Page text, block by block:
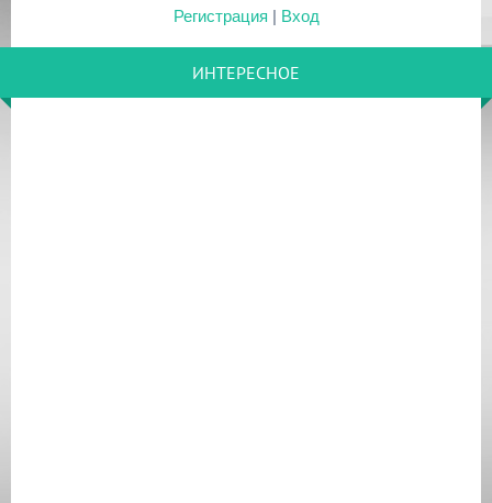
Регистрация | Вход
ИНТЕРЕСНОЕ